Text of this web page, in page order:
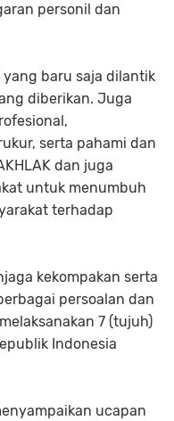
personil dan
baru saja dilantik
diberikan. Juga
serta pahami dan
dan juga
untuk menumbuh
terhadap
kekompakan serta
persoalan dan
7 (tujuh)
Indonesia
ucapan